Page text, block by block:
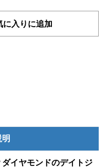
に入りに追加
イヤモンドのデイトジ